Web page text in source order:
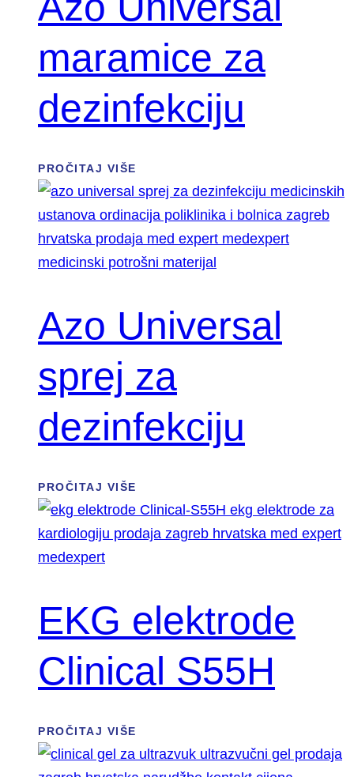
maramice za
dezinfekciju
PROČITAJ VIŠE
Azo Universal
sprej za
dezinfekciju
PROČITAJ VIŠE
EKG elektrode
Clinical S55H
PROČITAJ VIŠE